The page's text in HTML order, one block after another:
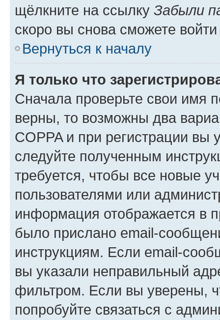
щёлкните на ссылку Забыли
скоро вы снова сможете
Вернуться к началу
Я только что
Сначала проверьте свои имя
верны, то возможны два
COPPA и при регистрации вы
следуйте полученным
требуется, чтобы все новые
пользователями или
информация отображается в
было прислано email-
инструкциям. Если email-
вы указали неправильный
фильтром. Если вы уверены,
попробуйте связаться с